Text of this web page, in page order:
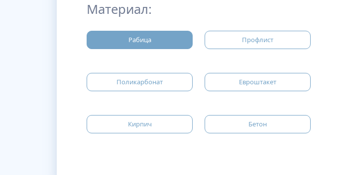
Материал:
Рабица Профлист
Поликарбонат Евроштакет
Кирпич Бетон